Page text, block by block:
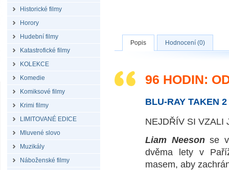
Historické filmy
Horory
Hudební filmy
Katastrofické filmy
KOLEKCE
Komedie
Komiksové filmy
Krimi filmy
LIMITOVANÉ EDICE
Mluvené slovo
Muzikály
Náboženské filmy
Popis Hodnocení (0)
96 HODIN:
BLU-RAY TAKEN 2
NEJDŘÍV SI VZALI
Liam Neesonse
dvěma lety v
masem, aby